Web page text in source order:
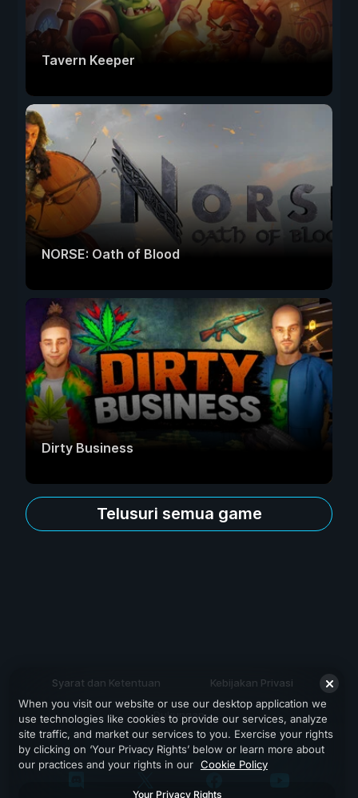
Tavern Keeper
NORSE: Oath of Blood
Dirty Business
Telusuri semua game
Syarat dan Ketentuan Kebijakan Privasi
Dukungan
When you visit our website or use our desktop application we
use technologies like cookies to provide our services, analyze
site traffic, and market our services to you. Exercise your rights
by clicking on ‘Your Privacy Rights’ below or learn more about
our practices and your rights in our Cookie Policy
Your Privacy Rights